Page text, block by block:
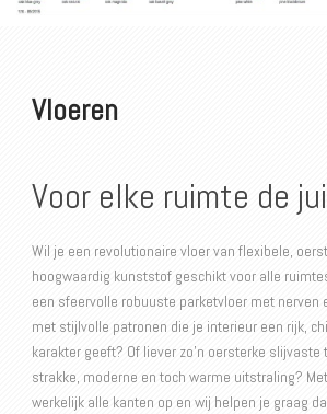
Vloeren
Voor elke ruimte de
Wil je een revolutionaire vloer van flexibele,
hoogwaardig kunststof geschikt voor alle
een sfeervolle robuuste parketvloer met nerven
met stijlvolle patronen die je interieur een rijk,
karakter geeft? Of liever zo’n oersterke
strakke, moderne en toch warme uitstraling?
werkelijk alle kanten op en wij helpen je graag